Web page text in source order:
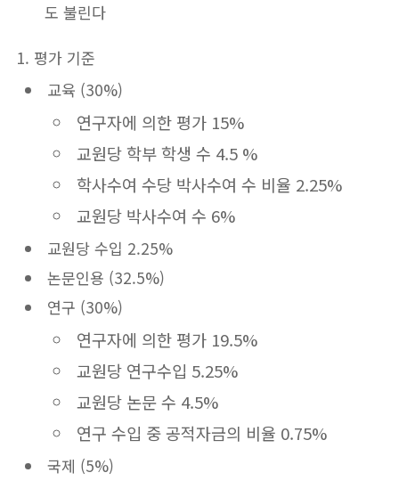
도 불린다
1. 평가 기준
교육 (30%)
연구자에 의한 평가 15%
교원당 학부 학생 수 4.5 %
학사수여 수당 박사수여 수 비율 2.25%
교원당 박사수여 수 6%
교원당 수입 2.25%
논문인용 (32.5%)
연구 (30%)
연구자에 의한 평가 19.5%
교원당 연구수입 5.25%
교원당 논문 수 4.5%
연구 수입 중 공적자금의 비율 0.75%
국제 (5%)